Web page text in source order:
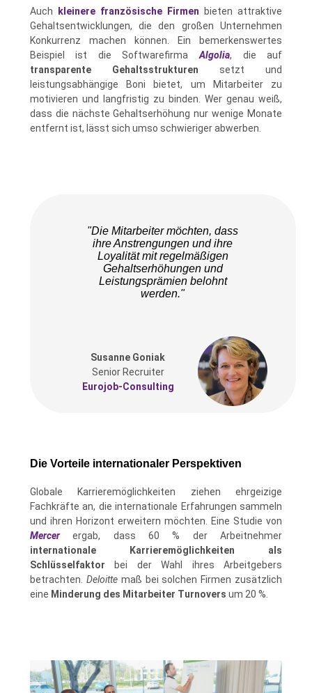
Auch kleinere französische Firmen bieten attraktive
Gehaltsentwicklungen, die den großen Unternehmen
Konkurrenz machen können. Ein bemerkenswertes
Beispiel ist die SoftwarefirmaAlgolia, die auf
transparente Gehaltsstrukturen setzt und
leistungsabhängige Boni bietet, um Mitarbeiter zu
motivieren und langfristig zu binden. Wer genau weiß,
dass die nächste Gehaltserhöhung nur wenige Monate
entfernt ist, lässt sich umso schwieriger abwerben.
"Die Mitarbeiter möchten, dass
ihre Anstrengungen und ihre
Loyalität mit regelmäßigen
Gehaltserhöhungen und
Leistungsprämien belohnt
werden."
Susanne Goniak
Senior Recruiter
Eurojob-Consulting
Die Vorteile internationaler Perspektiven
Globale Karrieremöglichkeiten ziehen ehrgeizige
Fachkräfte an, die internationale Erfahrungen sammeln
und ihren Horizont erweitern möchten. Eine Studie von
Mercerergab, dass 60 % der Arbeitnehmer
internationale Karrieremöglichkeiten als
Schlüsselfaktor bei der Wahl ihres Arbeitgebers
betrachten. Deloittemaß bei solchen Firmen zusätzlich
eine Minderung des Mitarbeiter Turnovers um 20 %.